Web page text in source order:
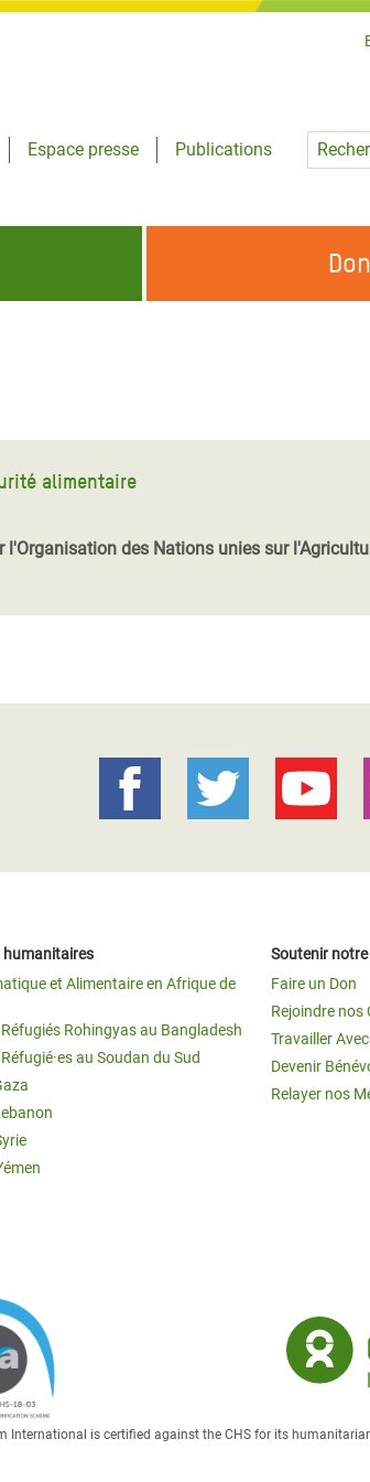
Espace presse
Publications
alimentaire
des Nations unies sur
humanitaires
et Alimentaire en Afrique de
Rohingyas au Bangladesh
au Soudan du Sud
Soutenir
Faire un Don
Rejoindre nos
Travailler
Devenir
Relayer nos
International is certified against the CHS for its